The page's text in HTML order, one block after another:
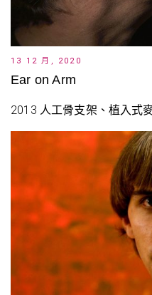
13 12 月, 2020
Ear on Arm
2013 人工骨支架、植入式